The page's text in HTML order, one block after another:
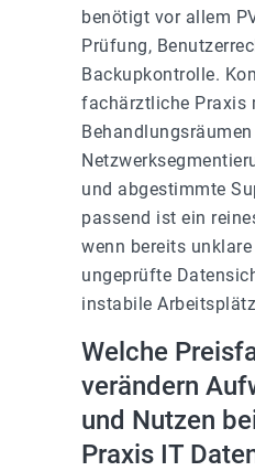
benötigt vor allem
Prüfung,
Backupkontrolle.
fachärztliche Praxis
und abgestimmte
passend ist ein
wenn bereits
ungeprüfte
instabile
Welche
verändern
und Nutzen
Praxis IT